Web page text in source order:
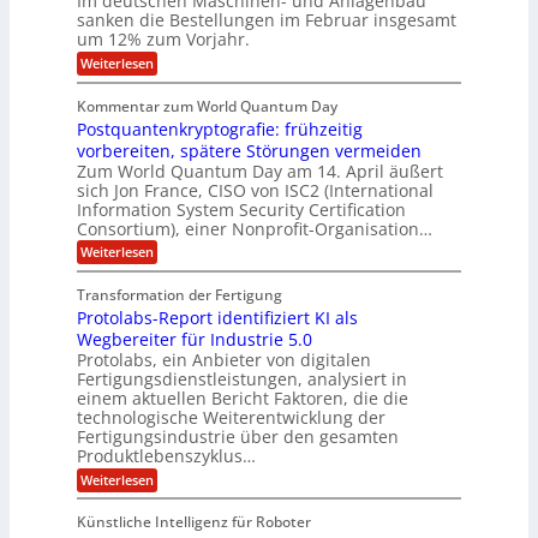
l
i
o
n
n
U
S
-
D
o
l
l
a
r
g
f
ü
r
E
M
E
A
u
n
d
L
a
t
e
i
n
a
m
e
r
i
k
t
i
r
d
C
h
i
e
f
C
u
s
t
o
m
e
r
O
ff
c
e
g
e
r
ö
f
n
e
t
K
o
m
p
e
t
e
n
z
n
t
r
u
m
f
ü
r
3
D
-
D
sanken die Bestellungen im Februar insgesamt
um 12% zum Vorjahr.
Weiterlesen:
A
f
t
r
a
g
s
d
ä
m
p
e
f
ü
r
d
e
n
M
a
s
c
h
n
Kommentar zum World Quantum Day
Postquantenkryptografie: frühzeitig
vorbereiten, spätere Störungen vermeiden
Zum World Quantum Day am 14. April äußert
sich Jon France, CISO von ISC2 (International
Information System Security Certification
Consortium), einer Nonprofit-Organisation…
Weiterlesen:
P
s
t
q
u
a
n
t
e
n
k
r
y
p
t
Transformation der Fertigung
Protolabs-Report identifiziert KI als
Wegbereiter für Industrie 5.0
Protolabs, ein Anbieter von digitalen
Fertigungsdienstleistungen, analysiert in
einem aktuellen Bericht Faktoren, die die
technologische Weiterentwicklung der
Fertigungsindustrie über den gesamten
Produktlebenszyklus…
Weiterlesen:
P
o
Künstliche Intelligenz für Roboter